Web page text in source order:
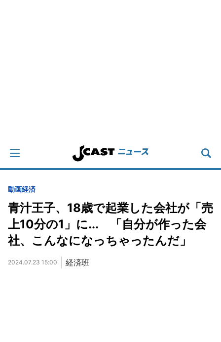
動画経済
青汁王子、18歳で起業した会社が「売
上10分の1」に... 「自分が作った会
社、こんなになっちゃったんだ」
2024.07.23 15:00 経済班